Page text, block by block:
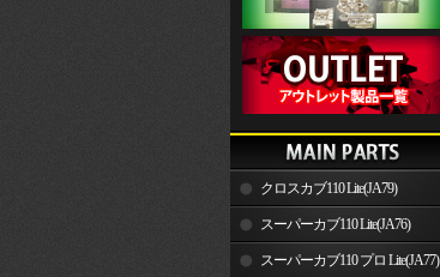
クロスカブ110 Lite(JA79)
スーパーカブ110 Lite(JA76)
スーパーカブ110 プロ Lite(JA77)